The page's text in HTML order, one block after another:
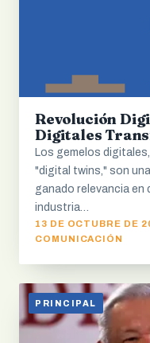
Revolución
Digitales
Los gemelos
"digital twins," son
ganado relevancia en
industria…
13 DE OCTUBRE DE
COMUNICACIÓN
PRINCIPAL